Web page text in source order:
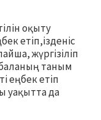
оқыту
етіп,ізденіс
жүргізіліп
таным
еңбек етіп
уақытта да